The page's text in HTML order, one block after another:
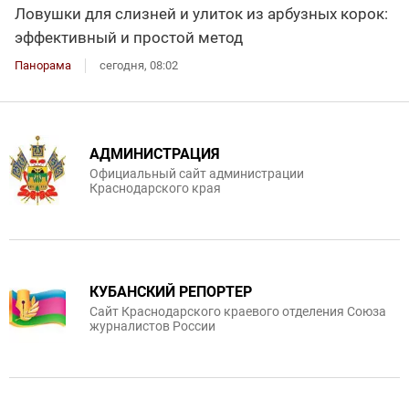
Ловушки для слизней и улиток из арбузных корок:
эффективный и простой метод
Панорама сегодня, 08:02
АДМИНИСТРАЦИЯ
Официальный сайт администрации
Краснодарского края
КУБАНСКИЙ РЕПОРТЕР
Сайт Краснодарского краевого отделения Союза
журналистов России